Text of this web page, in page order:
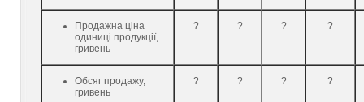
Продажна ціна
одиниці продукції,
гривень
? ? ? ?
Обсяг продажу,
гривень
? ? ? ?